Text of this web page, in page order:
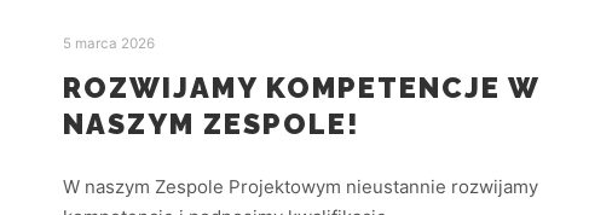
5 marca 2026
ROZWIJAMY KOMPETENCJE W
NASZYM ZESPOLE!
W naszym Zespole Projektowym nieustannie rozwijamy